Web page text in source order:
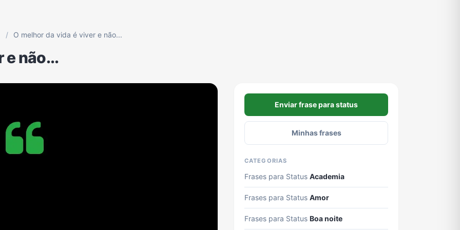
/ O melhor da vida é viver e não...
e não...
Enviar frase para status
Minhas frases
CATEGORIAS
Frases para Status Academia
Frases para Status Amor
Frases para Status Boa noite